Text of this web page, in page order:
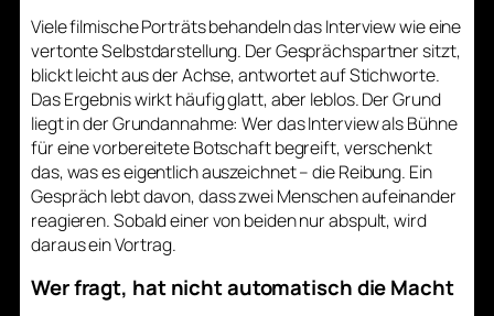
Viele filmische Porträts behandeln das Interview wie eine
vertonte Selbstdarstellung. Der Gesprächspartner sitzt,
blickt leicht aus der Achse, antwortet auf Stichworte.
Das Ergebnis wirkt häufig glatt, aber leblos. Der Grund
liegt in der Grundannahme: Wer das Interview als Bühne
für eine vorbereitete Botschaft begreift, verschenkt
das, was es eigentlich auszeichnet – die Reibung. Ein
Gespräch lebt davon, dass zwei Menschen aufeinander
reagieren. Sobald einer von beiden nur abspult, wird
daraus ein Vortrag.
Wer fragt, hat nicht automatisch die Macht